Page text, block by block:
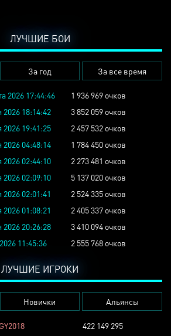
ЛУЧШИЕ БОИ
За год За все время
2026 17:44:46
1 936 969 очков
18:14:42
3 852 059 очков
19:41:25
2 457 532 очков
04:48:14
1 784 450 очков
02:44:10
2 273 481 очков
02:09:10
5 137 020 очков
02:01:41
2 524 335 очков
01:08:21
2 405 337 очков
20:26:28
3 410 094 очков
11:45:36 2 555 768 очков
ЛУЧШИЕ ИГРОКИ
Новички Альянсы
422 149 295